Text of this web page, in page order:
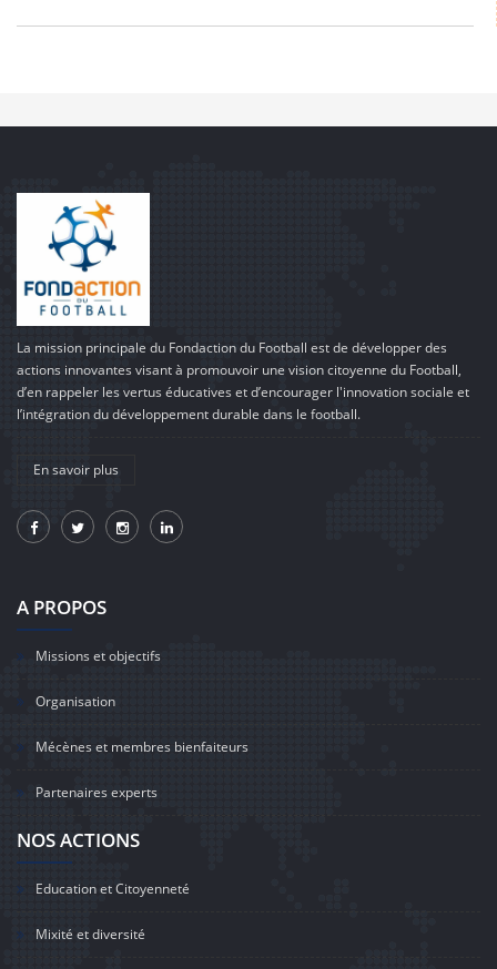
La mission principale du Fondaction du Football est de développer des
actions innovantes visant à promouvoir une vision citoyenne du Football,
d’en rappeler les vertus éducatives et d’encourager l'innovation sociale et
l’intégration du développement durable dans le football.
En savoir plus
A PROPOS
Missions et objectifs
Organisation
Mécènes et membres bienfaiteurs
Partenaires experts
NOS ACTIONS
Education et Citoyenneté
Mixité et diversité